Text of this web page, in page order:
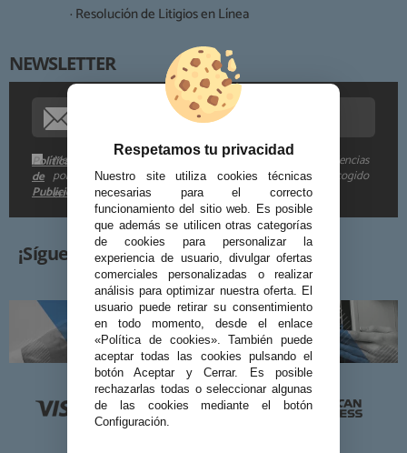
· Resolución de Litigios en Línea
NEWSLETTER
Me gustaría recibir descuentos exclusivos, novedades y tendencias
por e-mail. Puedo darme de baja cuando quiera según lo recogido
en la
Política
de
Publicidad
Procedencia de los datos:
Información adicional:
¡Síguenos!
Respetamos tu privacidad
Nuestro site utiliza cookies técnicas
necesarias para el correcto
funcionamiento del sitio web. Es posible
que además se utilicen otras categorías
de cookies para personalizar la
experiencia de usuario, divulgar ofertas
comerciales personalizadas o realizar
análisis para optimizar nuestra oferta. El
usuario puede retirar su consentimiento
en todo momento, desde el enlace
«Política de cookies». También puede
aceptar todas las cookies pulsando el
botón Aceptar y Cerrar. Es posible
rechazarlas todas o seleccionar algunas
de las cookies mediante el botón
Configuración.